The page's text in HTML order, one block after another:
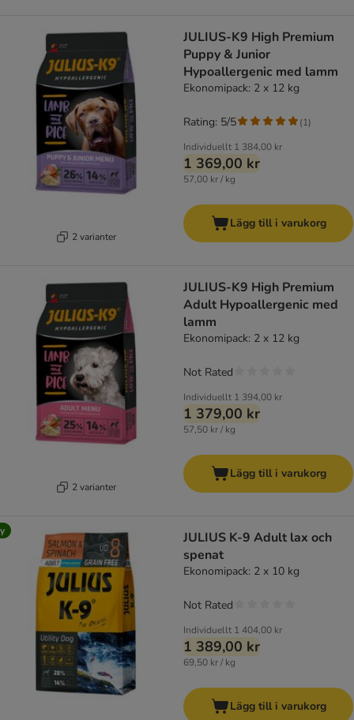
2 varianter
JULIUS-K9 High Premium
Puppy & Junior
Hypoallergenic med lamm
Ekonomipack: 2 x 12 kg
Individuellt 1 384,00 kr
1 369,00 kr
57,00 kr / kg
Rating: 5/5 (1)
Lägg till i varukorg
2 varianter
JULIUS-K9 High Premium
Adult Hypoallergenic med
lamm
Ekonomipack: 2 x 12 kg
Individuellt 1 394,00 kr
1 379,00 kr
57,50 kr / kg
Not Rated
Lägg till i varukorg
JULIUS K-9 Adult lax och
spenat
Ekonomipack: 2 x 10 kg
Individuellt 1 404,00 kr
1 389,00 kr
69,50 kr / kg
Not Rated
Lägg till i varukorg